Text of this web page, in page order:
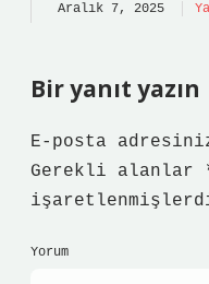
Aralık 7, 2025
Bir yanıt yazın
E-posta
Gerekli alanlar
Yorum